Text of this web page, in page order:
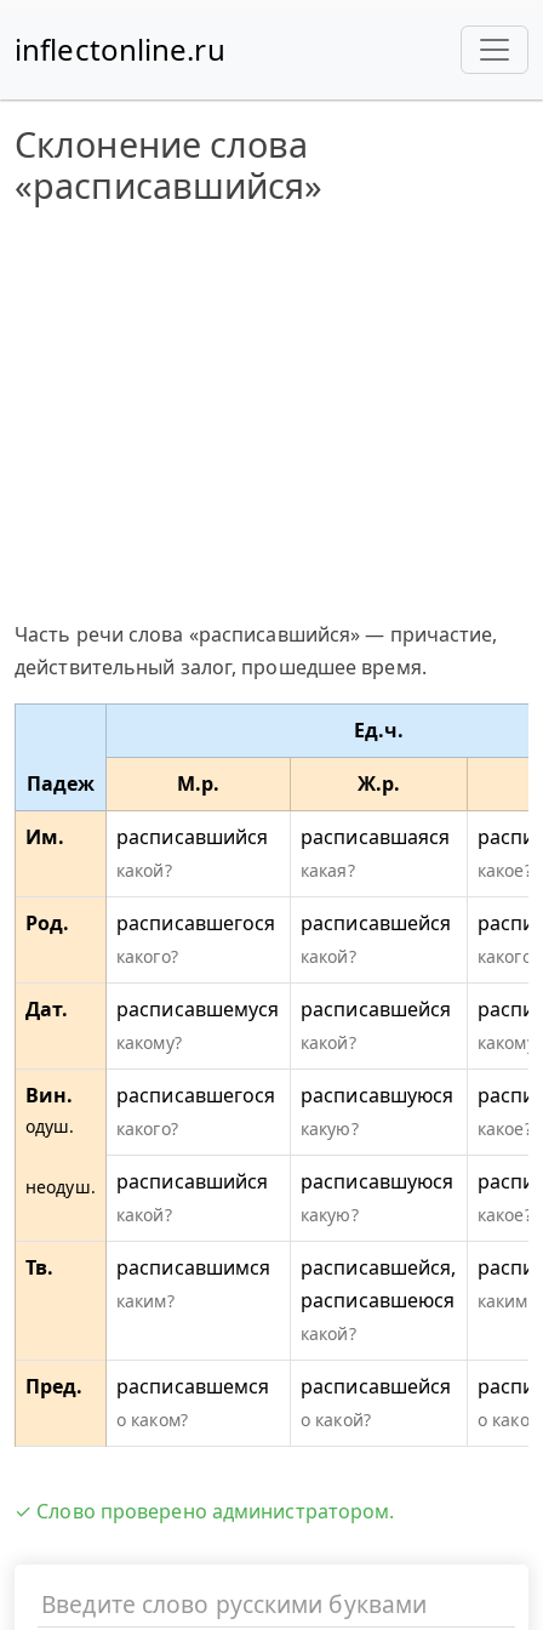
inflectonline.ru
Склонение слова
«расписавшийся»
Часть речи слова «расписавшийся» — причастие,
действительный залог, прошедшее время.
Падеж
Ед.ч.
М.р.
Ж.р.
Им.
расписавшийся
какой?
расписавшаяся
какая? какое?
Род. расписавшегося
какого?
расписавшейся
какой? какого?
Дат. расписавшемуся
какому?
расписавшейся
какой? какому?
Вин.
одуш.
неодуш.
расписавшегося
какого?
расписавшуюся
какую? какое?
расписавшийся
какой?
расписавшуюся
какую? какое?
Тв. расписавшимся
каким?
расписавшейся,
расписавшеюся
какой?
каким?
Пред. расписавшемся
о каком?
расписавшейся
о какой? о
✓ Слово проверено администратором.